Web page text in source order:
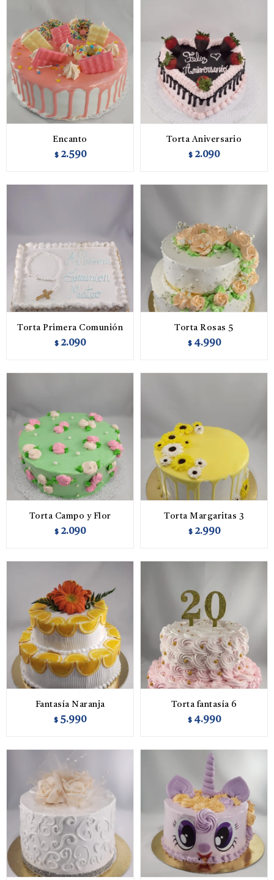
Encanto
$ 2.590
Torta Aniversario
$ 2.090
Torta Primera Comunión
$ 2.090
Torta Rosas 5
$ 4.990
Torta Campo y Flor
$ 2.090
Torta Margaritas 3
$ 2.990
Fantasía Naranja
$ 5.990
Torta fantasía 6
$ 4.990